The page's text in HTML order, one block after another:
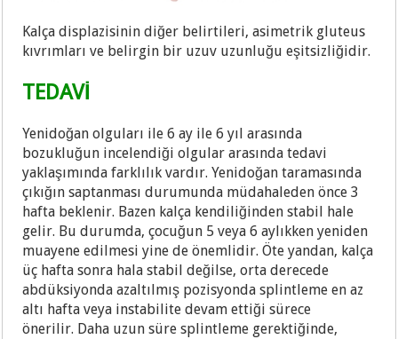
Kalça displazisinin diğer belirtileri, asimetrik gluteus
kıvrımları ve belirgin bir uzuv uzunluğu eşitsizliğidir.
TEDAVİ
Yenidoğan olguları ile 6 ay ile 6 yıl arasında
bozukluğun incelendiği olgular arasında tedavi
yaklaşımında farklılık vardır. Yenidoğan taramasında
çıkığın saptanması durumunda müdahaleden önce 3
hafta beklenir. Bazen kalça kendiliğinden stabil hale
gelir. Bu durumda, çocuğun 5 veya 6 aylıkken yeniden
muayene edilmesi yine de önemlidir. Öte yandan, kalça
üç hafta sonra hala stabil değilse, orta derecede
abdüksiyonda azaltılmış pozisyonda splintleme en az
altı hafta veya instabilite devam ettiği sürece
önerilir. Daha uzun süre splintleme gerektiğinde,